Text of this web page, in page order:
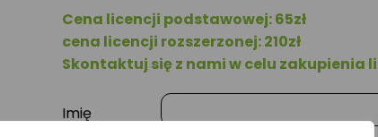
Cena licencji podstawowej: 65zł
cena licencji rozszerzonej: 210zł
Skontaktuj się z nami w celu zakupienia
Imię